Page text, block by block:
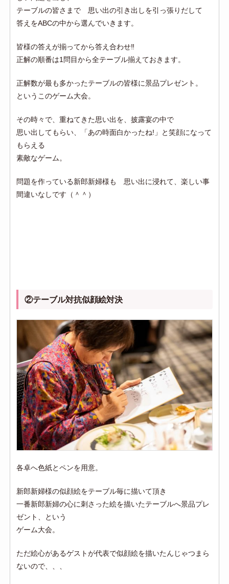
テーブルの皆さまで 思い出の引き出しを引っ張りだして
答えをABCの中から選んでいきます。
皆様の答えが揃ってから答え合わせ‼
正解の順番は1問目から全テーブル揃えておきます。
正解数が最も多かったテーブルの皆様に景品プレゼント。
というこのゲーム大会。
その時々で、重ねてきた思い出を、披露宴の中で
思い出してもらい、「あの時面白かったね!」と笑顔になって
もらえる
素敵なゲーム。
問題を作っている新郎新婦様も 思い出に浸れて、楽しい事
間違いなしです（＾＾）
②テーブル対抗似顔絵対決
各卓へ色紙とペンを用意。
新郎新婦様の似顔絵をテーブル毎に描いて頂き
一番新郎新婦の心に刺さった絵を描いたテーブルへ景品プレ
ゼント、という
ゲーム大会。
ただ絵心があるゲストが代表で似顔絵を描いたんじゃつまら
ないので、、、